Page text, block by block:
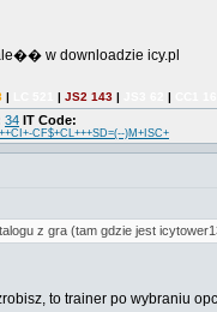
w downloadzie icy.pl
| | JS2 143 | |
34 IT Code:
CF$+CL+++SD=(--)M+ISC+
z gra (tam gdzie jest
to trainer po wybraniu